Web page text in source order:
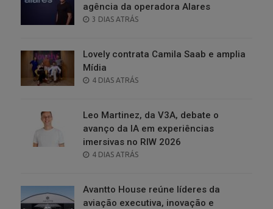
agência da operadora Alares
POSTED
3 DIAS ATRÁS
Lovely contrata Camila Saab e amplia
Mídia
POSTED
4 DIAS ATRÁS
Leo Martinez, da V3A, debate o
avanço da IA em experiências
imersivas no RIW 2026
POSTED
4 DIAS ATRÁS
Avantto House reúne líderes da
aviação executiva, inovação e